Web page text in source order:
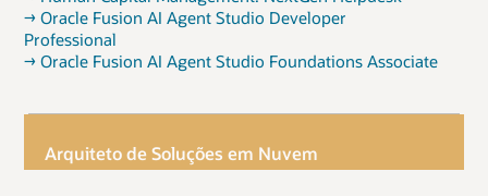
→ Oracle Fusion AI Agent Studio Developer
Professional
→ Oracle Fusion AI Agent Studio Foundations Associate
Arquiteto de Soluções em Nuvem